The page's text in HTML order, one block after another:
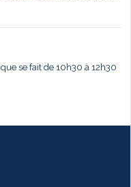
se fait de 10h30 à 12h30